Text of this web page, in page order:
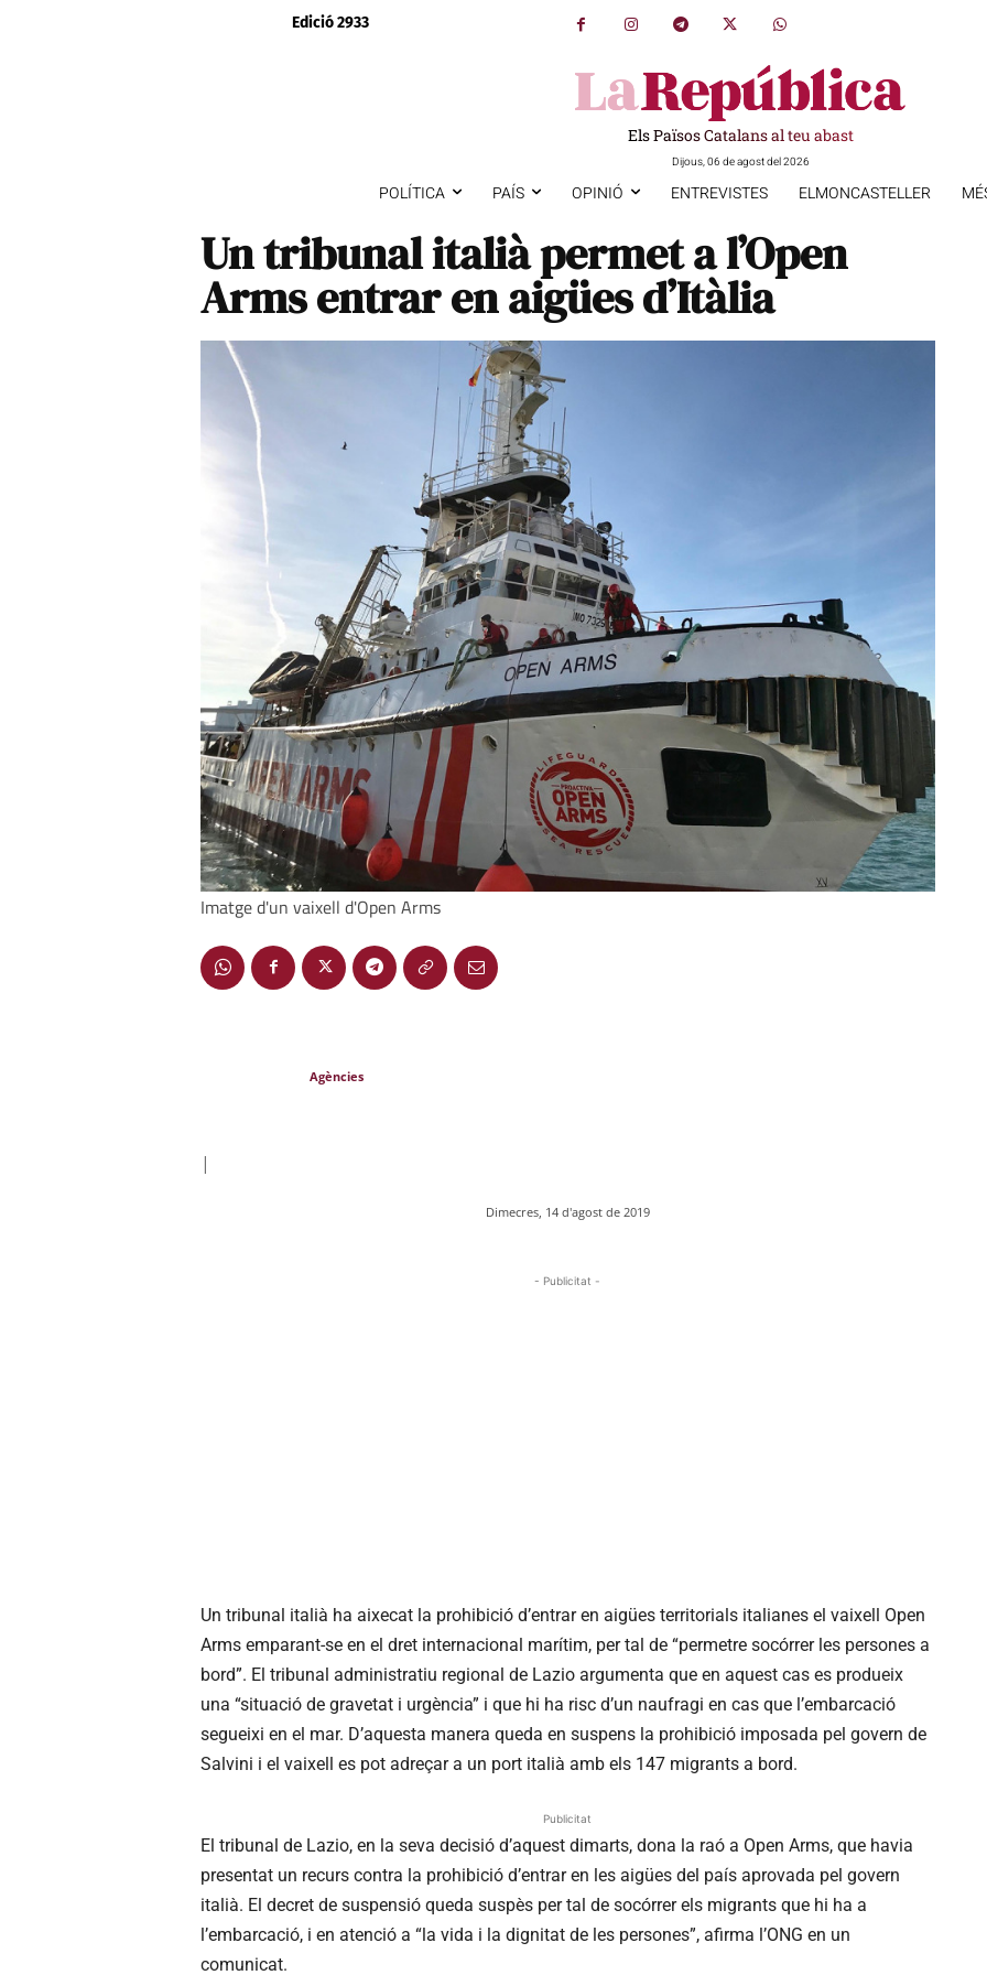
Edició 2933
Els Països Catalans al teu abast
Dijous, 06 de agost del 2026
POLÍTICA PAÍS OPINIÓ ENTREVISTES ELMONCASTELLER
Un tribunal italià permet a l’Open
Arms entrar en aigües d’Itàlia
Imatge d'un vaixell d'Open Arms
Agències
|
Dimecres, 14 d'agost de 2019
- Publicitat -
Un tribunal italià ha aixecat la prohibició d’entrar en aigües territorials italianes el vaixell Open
Arms emparant-se en el dret internacional marítim, per tal de “permetre socórrer les persones a
bord”. El tribunal administratiu regional de Lazio argumenta que en aquest cas es produeix
una “situació de gravetat i urgència” i que hi ha risc d’un naufragi en cas que l’embarcació
segueixi en el mar. D’aquesta manera queda en suspens la prohibició imposada pel govern de
Salvini i el vaixell es pot adreçar a un port italià amb els 147 migrants a bord.
Publicitat
El tribunal de Lazio, en la seva decisió d’aquest dimarts, dona la raó a Open Arms, que havia
presentat un recurs contra la prohibició d’entrar en les aigües del país aprovada pel govern
italià. El decret de suspensió queda suspès per tal de socórrer els migrants que hi ha a
l’embarcació, i en atenció a “la vida i la dignitat de les persones”, afirma l’ONG en un
comunicat.